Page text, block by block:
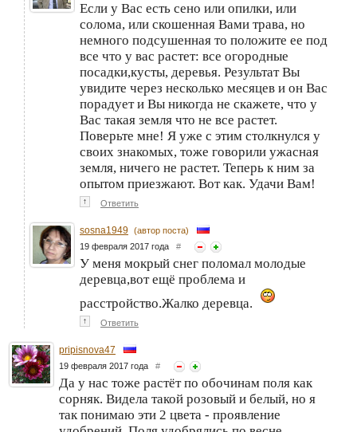
Если у Вас есть сено или опилки, или
солома, или скошенная Вами трава, но
немного подсушенная то положите ее под
все что у вас растет: все огородные
посадки,кусты, деревья. Результат Вы
увидите через несколько месяцев и он Вас
порадует и Вы никогда не скажете, что у
Вас такая земля что не все растет.
Поверьте мне! Я уже с этим столкнулся у
своих знакомых, тоже говорили ужасная
земля, ничего не растет. Теперь к ним за
опытом приезжают. Вот как. Удачи Вам!
↑ Ответить
sosna1949 (автор поста)
19 февраля 2017 года #
У меня мокрый снег поломал молодые
деревца,вот ещё проблема и
расстройство.Жалко деревца.
↑ Ответить
pripisnova47
19 февраля 2017 года #
Да у нас тоже растёт по обочинам поля как
сорняк. Видела такой розовый и белый, но я
так понимаю эти 2 цвета - проявление